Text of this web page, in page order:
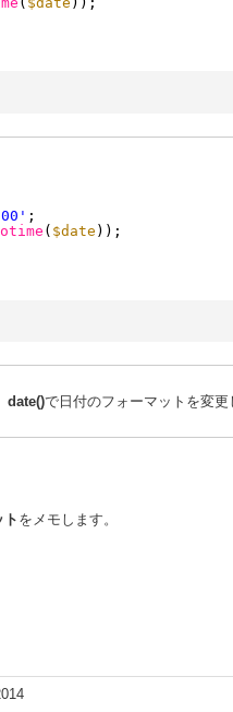
;
( $date ));
date()で日付のフォーマットを変更
ト をメモします。